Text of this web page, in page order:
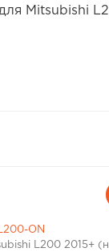
Mitsubishi
ON
L200 2015+